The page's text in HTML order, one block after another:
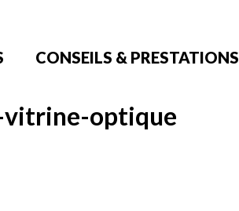
CONSEILS & PRESTATIONS
optique